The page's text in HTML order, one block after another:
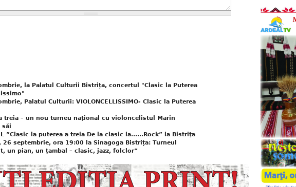
la Palatul Culturii Bistrița, concertul "Clasic la Puterea
Palatul Culturii: VIOLONCELLISSIMO- Clasic la Puterea
treia – un nou turneu naţional cu violoncelistul Marin
săi
”Clasic la puterea a treia De la clasic la......Rock” la Bistriţa
26 septembrie, ora 19:00 la Sinagoga Bistrița: Turneul
un pian, un țambal – clasic, jazz, folclor”